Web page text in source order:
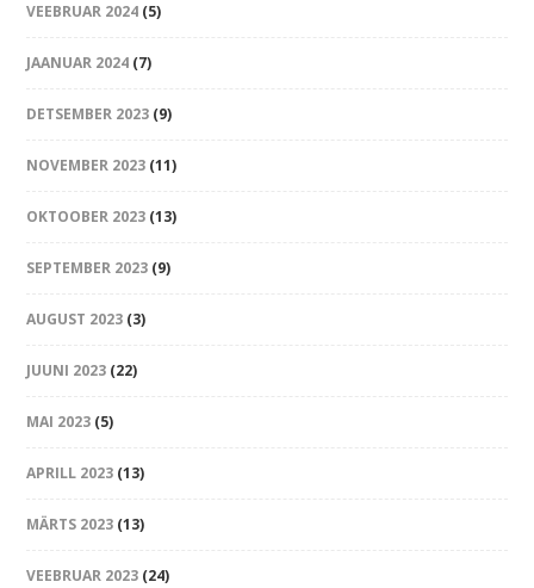
VEEBRUAR 2024 (5)
JAANUAR 2024 (7)
DETSEMBER 2023 (9)
NOVEMBER 2023 (11)
OKTOOBER 2023 (13)
SEPTEMBER 2023 (9)
AUGUST 2023 (3)
JUUNI 2023 (22)
MAI 2023 (5)
APRILL 2023 (13)
MÄRTS 2023 (13)
VEEBRUAR 2023 (24)